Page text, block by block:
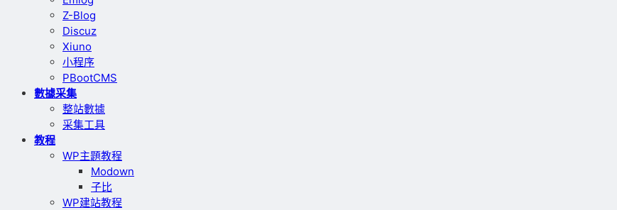
Z-Blog
Discuz
Xiuno
小程序
PBootCMS
數據采集
整站數據
采集工具
教程
WP主題教程
Modown
子比
WP建站教程